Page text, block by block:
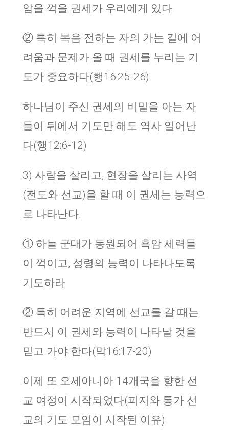
암을 꺽을 권세가 우리에게 있다
② 특히 복음 전하는 자의 가는 길에 어
려움과 문제가 올 때 권세를 누리는 기
도가 중요하다(행16:25-26)
하나님이 주신 권세의 비밀을 아는 자
들이 뒤에서 기도만 해도 역사 일어난
다(행12:6-12)
3) 사람을 살리고, 현장을 살리는 사역
(전도와 선교)을 할 때 이 권세는 능력으
로 나타난다.
① 하늘 군대가 동원되어 흑암 세력들
이 꺽이고, 성령의 능력이 나타나도록
기도하라
② 특히 어려운 지역에 선교를 갈 때는
반드시 이 권세와 능력이 나타날 것을
믿고 가야 한다(막16:17-20)
이제 또 오세아니아 14개국을 향한 선
교 여정이 시작되었다(피지와 통가 선
교의 기도 모임이 시작된 이유)